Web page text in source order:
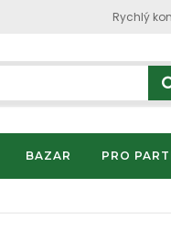
Rychlý
BAZAR PRO